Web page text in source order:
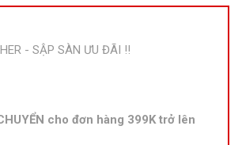
- SẬP SÀN ƯU ĐÃI !!
cho đơn hàng 399K trở lên